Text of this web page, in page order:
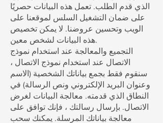
الذي قدم الطلب. تعمل هذه البيانات حصريًا
على ضمان التشغيل السلس لموقعنا على
الويب وتحسين عروضنا. لا يمكن تخصيص
هذه البيانات لشخص معين.
التجميع والمعالجة عند استخدام نموذج
الاتصال عند استخدام نموذج الاتصال ،
سنقوم فقط بجمع بياناتك الشخصية (الاسم
وعنوان البريد الإلكتروني ونص الرسالة) في
النطاق الذي قدمته. معالجة البيانات لغرض
الاتصال. بإرسال رسالتك ، فإنك توافق على
معالجة بياناتك المرسلة. يمكنك سحب